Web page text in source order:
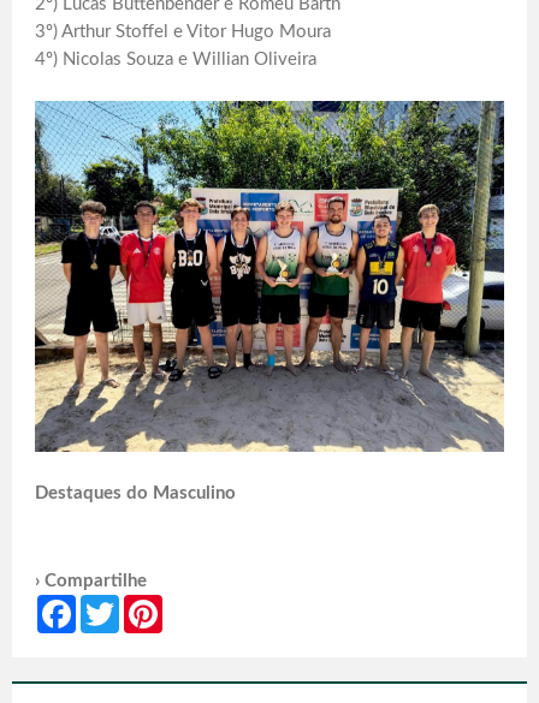
2º) Lucas Buttenbender e Romeu Barth
3º) Arthur Stoffel e Vitor Hugo Moura
4º) Nicolas Souza e Willian Oliveira
Destaques do Masculino
› Compartilhe
FacebookTwitter